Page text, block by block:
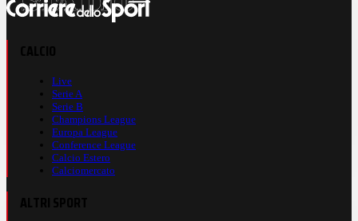
Live
Serie A
Serie B
Champions League
Europa League
Conference League
Calcio Estero
Calciomercato